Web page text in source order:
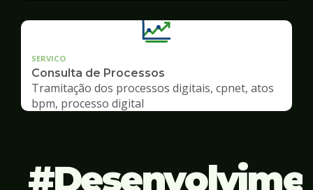
SERVICO
Consulta de Processos
Tramitação dos processos digitais, cpnet, atos
bpm, processo digital